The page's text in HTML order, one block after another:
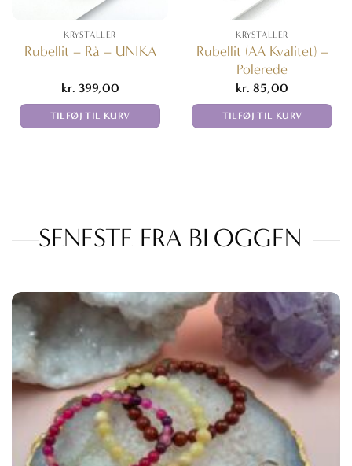
KRYSTALLER
Rubellit – Rå – UNIKA
kr. 399,00
TILFØJ TIL KURV
KRYSTALLER
Rubellit (AA Kvalitet) –
Polerede
kr. 85,00
TILFØJ TIL KURV
SENESTE FRA BLOGGEN